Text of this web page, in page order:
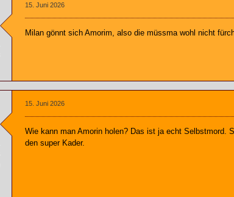
15. Juni 2026
Milan gönnt sich Amorim, also die müssma wohl nicht
15. Juni 2026
Wie kann man Amorin holen? Das ist ja echt Selbstmord.
den super Kader.